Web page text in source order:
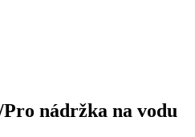
nádržka na vodu